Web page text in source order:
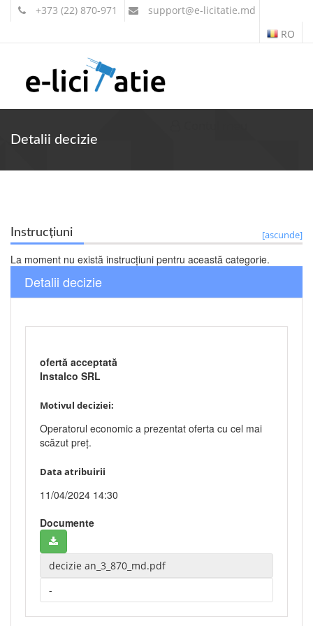
+373 (22) 870-971 support@e-licitatie.md
RO
Detalii decizie
Instrucțiuni [ascunde]
La moment nu există instrucțiuni pentru această categorie.
Detalii decizie
ofertă acceptată
Instalco SRL
Motivul deciziei:
Operatorul economic a prezentat oferta cu cel mai
scăzut preț.
Data atribuirii
11/04/2024 14:30
Documente